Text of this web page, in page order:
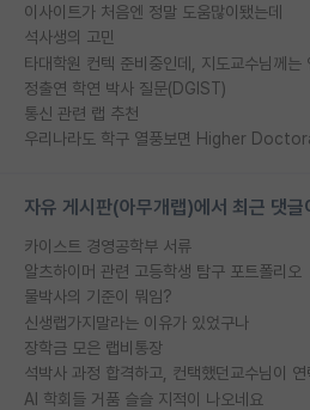
이사이트가 처음엔 정말 도움많이됐는데
석사생의 고민
정출연 학연 박사 질문(DGIST)
통신 관련 랩 추천
자유 게시판(아무개랩)에서 최근 댓글
카이스트 경영공학부 서류
알츠하이머 관련 고등학생 탐구 포트폴리오
물박사의 기준이 뭐임?
신생랩가지말라는 이유가 있었구나
장학금 모은 랩비통장
AI 학회들 거품 슬슬 지적이 나오네요